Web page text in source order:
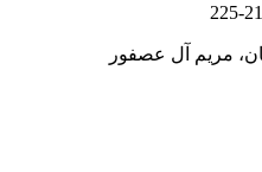
مریم آل عصفور